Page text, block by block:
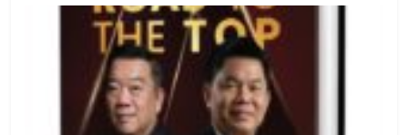
White Prestige เปิดตัวคัมภีร์วิสัย
ทัศน์ “ROAD to THE TOP เล่ม 2
READ WESR